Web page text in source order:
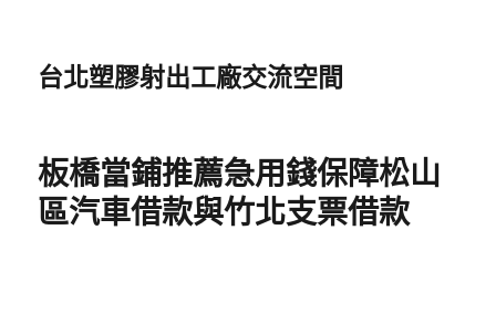
台北塑膠射出工廠交流空間
板橋當鋪推薦急用錢保障松山
區汽車借款與竹北支票借款